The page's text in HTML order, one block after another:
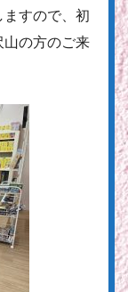
すので、初
の方のご来